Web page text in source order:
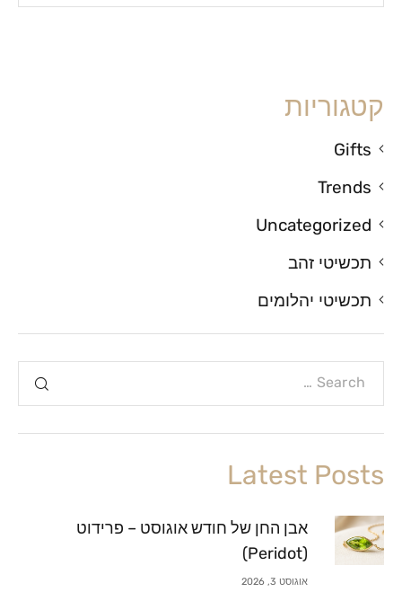
קטגוריות
Gifts
Trends
Uncategorized
תכשיטי זהב
תכשיטי יהלומים
Latest Posts
אבן החן של חודש אוגוסט – פרידוט
(Peridot)
אוגוסט 3, 2026